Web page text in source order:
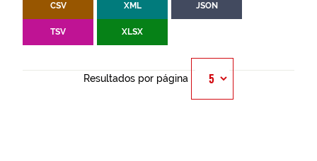
CSV XML JSON
TSV XLSX
Resultados por página